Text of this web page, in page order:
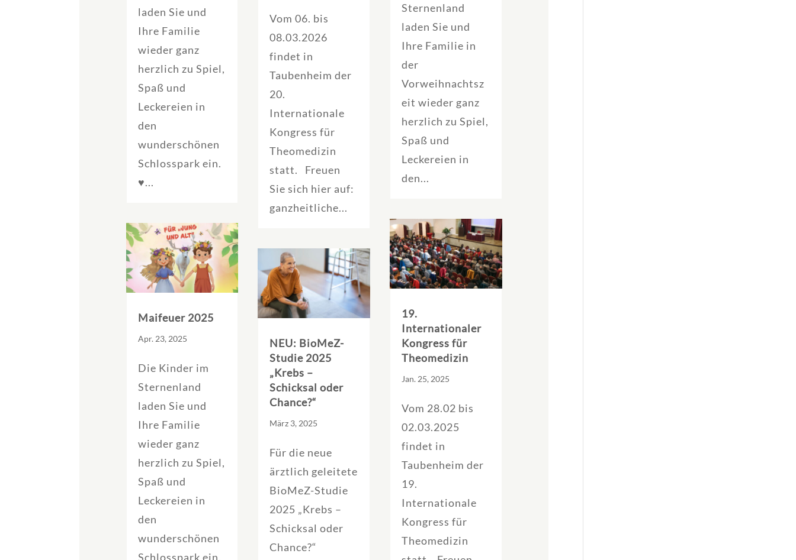
laden Sie und
Ihre Familie
wieder ganz
herzlich zu Spiel,
Spaß und
Leckereien in
den
wunderschönen
Schlosspark ein.
♥...
Maifeuer 2025
Apr. 23, 2025
Die Kinder im
Sternenland
laden Sie und
Ihre Familie
wieder ganz
herzlich zu Spiel,
Spaß und
Leckereien in
den
wunderschönen
Schlosspark ein.
Vom 06. bis
08.03.2026
findet in
Taubenheim der
20.
Internationale
Kongress für
Theomedizin
statt. Freuen
Sie sich hier auf:
ganzheitliche...
NEU: BioMeZ-
Studie 2025
„Krebs –
Schicksal oder
Chance?“
März 3, 2025
Für die neue
ärztlich geleitete
BioMeZ-Studie
2025 „Krebs –
Schicksal oder
Chance?“
Sternenland
laden Sie und
Ihre Familie in
der
Vorweihnachtsz
eit wieder ganz
herzlich zu Spiel,
Spaß und
Leckereien in
den...
19.
Internationaler
Kongress für
Theomedizin
Jan. 25, 2025
Vom 28.02 bis
02.03.2025
findet in
Taubenheim der
19.
Internationale
Kongress für
Theomedizin